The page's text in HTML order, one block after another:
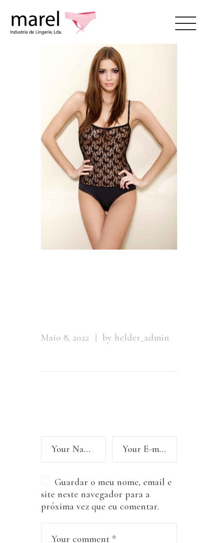
SOBRE NÓS
CATÁLOGO
SWEET LADY
CONTACTOS
ÁREA RESERVADA
Maio 8, 2022 by helder_admin
Guardar o meu nome, email e
site neste navegador para a
próxima vez que eu comentar.